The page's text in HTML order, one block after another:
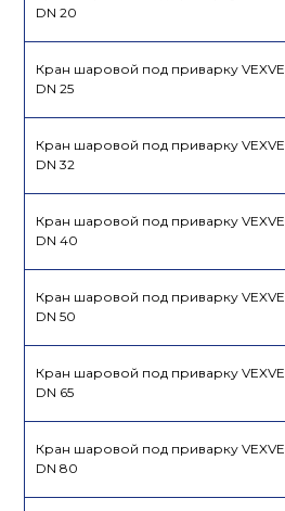
DN 20
Кран шаровой под приварку VEXVE
DN 25
Кран шаровой под приварку VEXVE
DN 32
Кран шаровой под приварку VEXVE
DN 40
Кран шаровой под приварку VEXVE
DN 50
Кран шаровой под приварку VEXVE
DN 65
Кран шаровой под приварку VEXVE
DN 80